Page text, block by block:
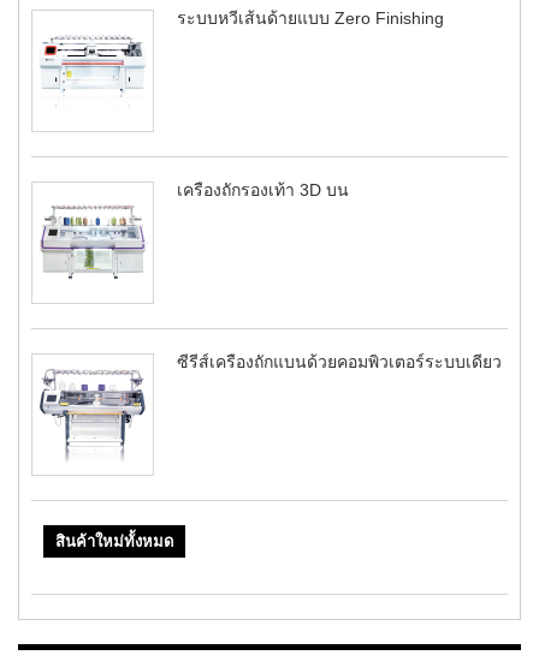
ระบบหวีเส้นด้ายแบบ Zero Finishing
เครื่องถักรองเท้า 3D บน
ซีรี่ส์เครื่องถักแบนด้วยคอมพิวเตอร์ระบบเดียว
สินค้าใหม่ทั้งหมด